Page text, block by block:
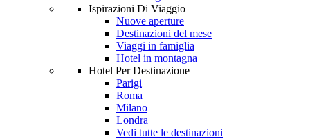
Ispirazioni Di Viaggio
Nuove aperture
Destinazioni del mese
Viaggi in famiglia
Hotel in montagna
Hotel Per Destinazione
Parigi
Roma
Milano
Londra
Vedi tutte le destinazioni